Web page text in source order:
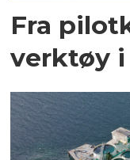
Fra
verktøy